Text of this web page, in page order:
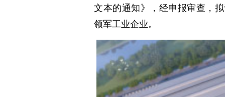
文本的通知》，经申报审查，
领军工业企业。